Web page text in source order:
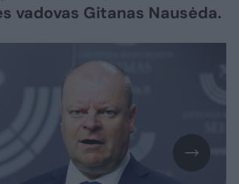
vadovas Gitanas Nausėda.